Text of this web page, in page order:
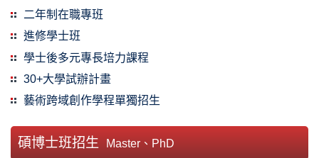
二年制在職專班
進修學士班
學士後多元專長培力課程
30+大學試辦計畫
藝術跨域創作學程單獨招生
碩博士班招生 Master、PhD